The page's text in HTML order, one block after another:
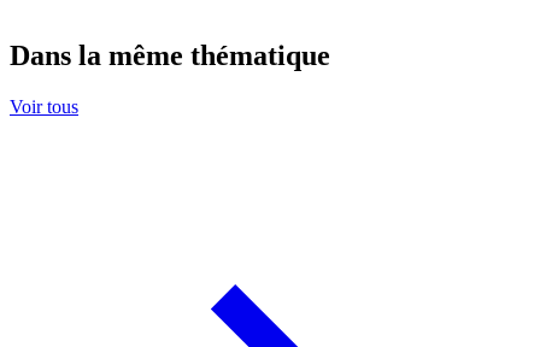
Dans la même thématique
Voir tous